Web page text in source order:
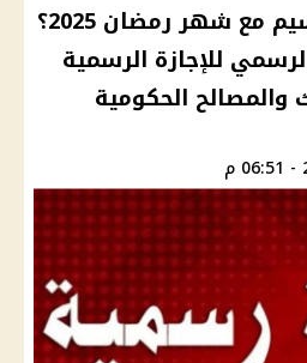
هل يتزامن شم النسيم مع شهر رمضان 2025؟
للإجازة الرسمية
والمصالح الحكومية